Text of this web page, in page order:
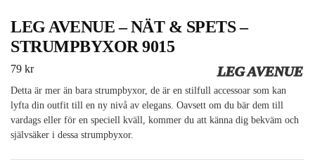
LEG AVENUE – NÄT & SPETS –
STRUMPBYXOR 9015
LEG AVENUE
79 kr
Detta är mer än bara strumpbyxor, de är en stilfull accessoar som kan
lyfta din outfit till en ny nivå av elegans. Oavsett om du bär dem till
vardags eller för en speciell kväll, kommer du att känna dig bekväm och
självsäker i dessa strumpbyxor.